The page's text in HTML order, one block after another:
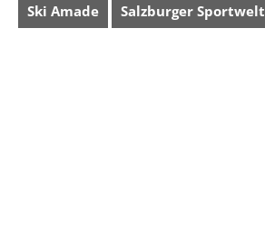
Ski Amade Salzburger Sportwelt